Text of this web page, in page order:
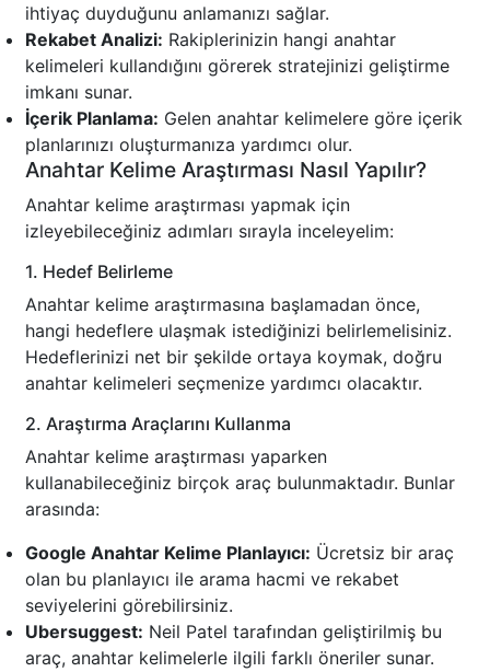
ihtiyaç duyduğunu anlamanızı sağlar.
Rekabet Analizi: Rakiplerinizin hangi anahtar
kelimeleri kullandığını görerek stratejinizi geliştirme
imkanı sunar.
İçerik Planlama: Gelen anahtar kelimelere göre içerik
planlarınızı oluşturmanıza yardımcı olur.
Anahtar Kelime Araştırması Nasıl Yapılır?
Anahtar kelime araştırması yapmak için
izleyebileceğiniz adımları sırayla inceleyelim:
1. Hedef Belirleme
Anahtar kelime araştırmasına başlamadan önce,
hangi hedeflere ulaşmak istediğinizi belirlemelisiniz.
Hedeflerinizi net bir şekilde ortaya koymak, doğru
anahtar kelimeleri seçmenize yardımcı olacaktır.
2. Araştırma Araçlarını Kullanma
Anahtar kelime araştırması yaparken
kullanabileceğiniz birçok araç bulunmaktadır. Bunlar
arasında:
Google Anahtar Kelime Planlayıcı: Ücretsiz bir araç
olan bu planlayıcı ile arama hacmi ve rekabet
seviyelerini görebilirsiniz.
Ubersuggest: Neil Patel tarafından geliştirilmiş bu
araç, anahtar kelimelerle ilgili farklı öneriler sunar.